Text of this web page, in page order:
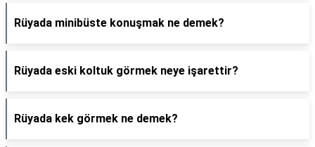
Rüyada minibüste konuşmak ne demek?
Rüyada eski koltuk görmek neye işarettir?
Rüyada kek görmek ne demek?